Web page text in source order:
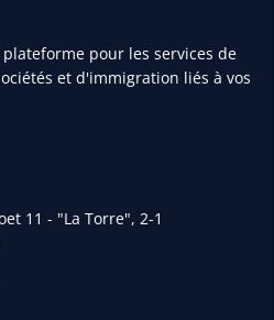
pour les services de
et d'immigration liés à vos
11 - "La Torre", 2-1